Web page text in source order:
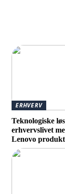
ERHVERV
Teknologiske
erhvervslivet
Lenovo